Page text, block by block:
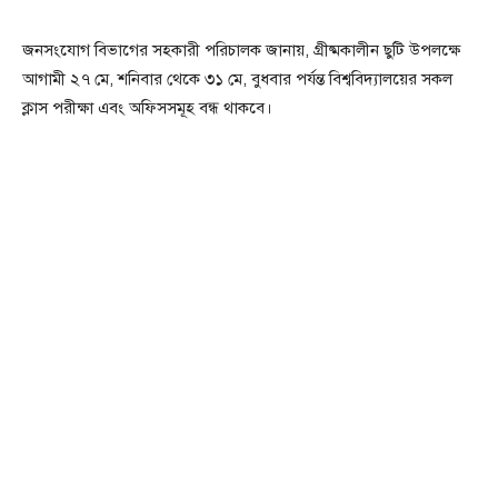
জনসংযোগ বিভাগের সহকারী পরিচালক জানায়, গ্রীষ্মকালীন ছুটি উপলক্ষে
আগামী ২৭ মে, শনিবার থেকে ৩১ মে, বুধবার পর্যন্ত বিশ্ববিদ্যালয়ের সকল
ক্লাস পরীক্ষা এবং অফিসসমূহ বন্ধ থাকবে।